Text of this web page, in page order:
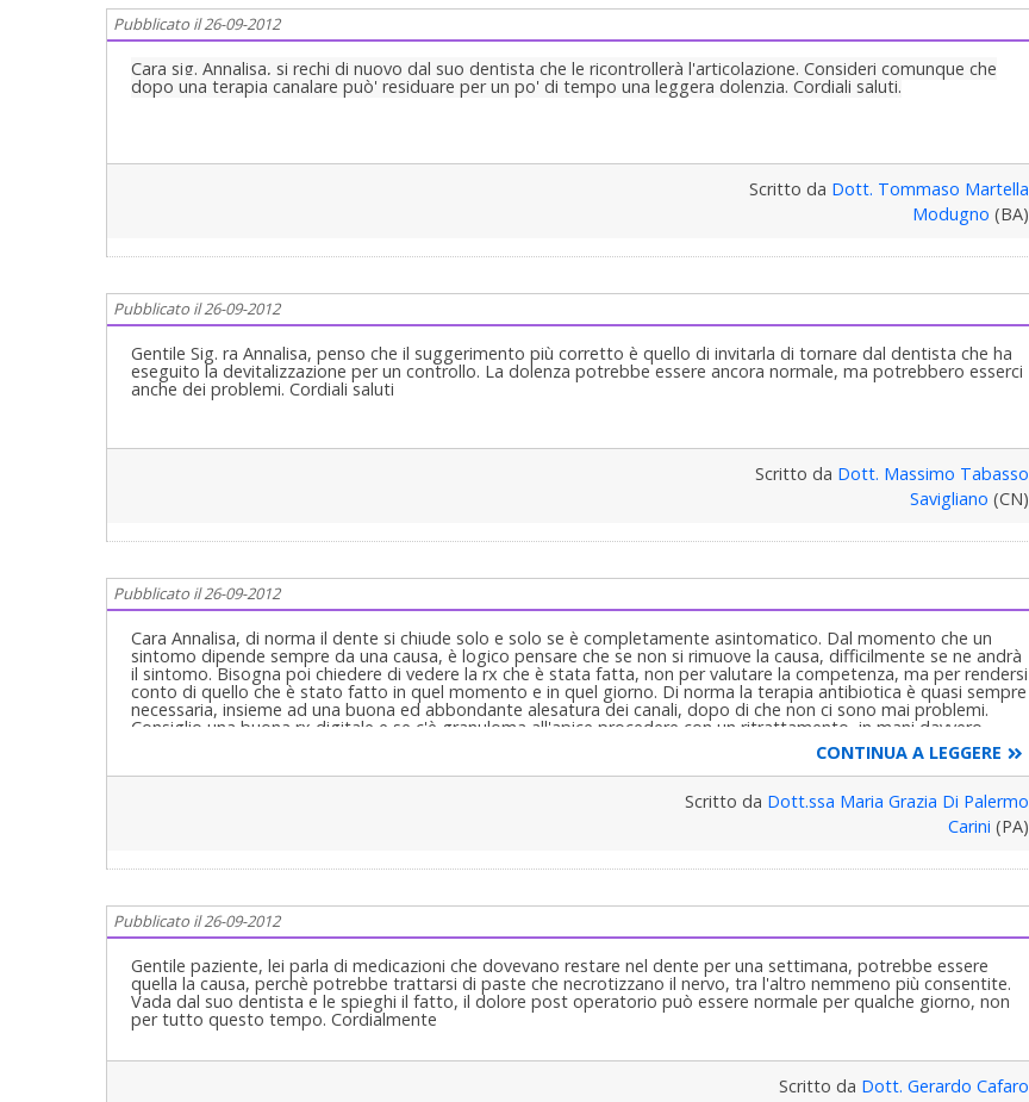
Pubblicato il 26-09-2012
Cara sig. Annalisa, si rechi di nuovo dal suo dentista che le ricontrollerà l'articolazione. Consideri comunque che
dopo una terapia canalare può' residuare per un po' di tempo una leggera dolenzia. Cordiali saluti.
Scritto da Dott. Tommaso Martella
Modugno (BA)
Pubblicato il 26-09-2012
Gentile Sig. ra Annalisa, penso che il suggerimento più corretto è quello di invitarla di tornare dal dentista che ha
eseguito la devitalizzazione per un controllo. La dolenza potrebbe essere ancora normale, ma potrebbero esserci
anche dei problemi. Cordiali saluti
Scritto da Dott. Massimo Tabasso
Savigliano (CN)
Pubblicato il 26-09-2012
Cara Annalisa, di norma il dente si chiude solo e solo se è completamente asintomatico. Dal momento che un
sintomo dipende sempre da una causa, è logico pensare che se non si rimuove la causa, difficilmente se ne andrà
il sintomo. Bisogna poi chiedere di vedere la rx che è stata fatta, non per valutare la competenza, ma per rendersi
conto di quello che è stato fatto in quel momento e in quel giorno. Di norma la terapia antibiotica è quasi sempre
necessaria, insieme ad una buona ed abbondante alesatura dei canali, dopo di che non ci sono mai problemi.
Consiglio una buona rx digitale e se c'è granuloma all'apice procedere con un ritrattamento, in mani davvero
CONTINUA A LEGGERE
Scritto da Dott.ssa Maria Grazia Di Palermo
Carini (PA)
Pubblicato il 26-09-2012
Gentile paziente, lei parla di medicazioni che dovevano restare nel dente per una settimana, potrebbe essere
quella la causa, perchè potrebbe trattarsi di paste che necrotizzano il nervo, tra l'altro nemmeno più consentite.
Vada dal suo dentista e le spieghi il fatto, il dolore post operatorio può essere normale per qualche giorno, non
per tutto questo tempo. Cordialmente
Scritto da Dott. Gerardo Cafaro